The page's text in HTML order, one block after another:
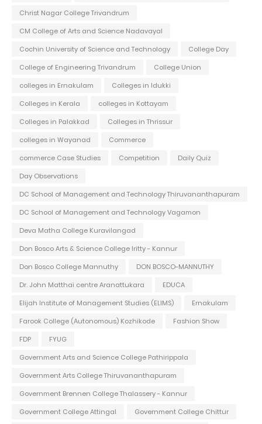
Christ Nagar College Trivandrum
CM College of Arts and Science Nadavayal
Cochin University of Science and Technology
College Day
College of Engineering Trivandrum
College Union
colleges in Ernakulam
Colleges in Idukki
Colleges in Kerala
colleges in Kottayam
Colleges in Palakkad
Colleges in Thrissur
colleges in Wayanad
Commerce
commerce Case Studies
Competition
Daily Quiz
Day Observations
DC School of Management and Technology Thiruvananthapuram
DC School of Management and Technology Vagamon
Deva Matha College Kuravilangad
Don Bosco Arts & Science College Iritty - Kannur
Don Bosco College Mannuthy
DON BOSCO-MANNUTHY
Dr. John Matthai centre Aranattukara
EDUCA
Elijah Institute of Management Studies (ELIMS)
Ernakulam
Farook College (Autonomous) Kozhikode
Fashion Show
FDP
FYUG
Government Arts and Science College Pathirippala
Government Arts College Thiruvananthapuram
Government Brennen College Thalassery - Kannur
Government College Attingal
Government College Chittur